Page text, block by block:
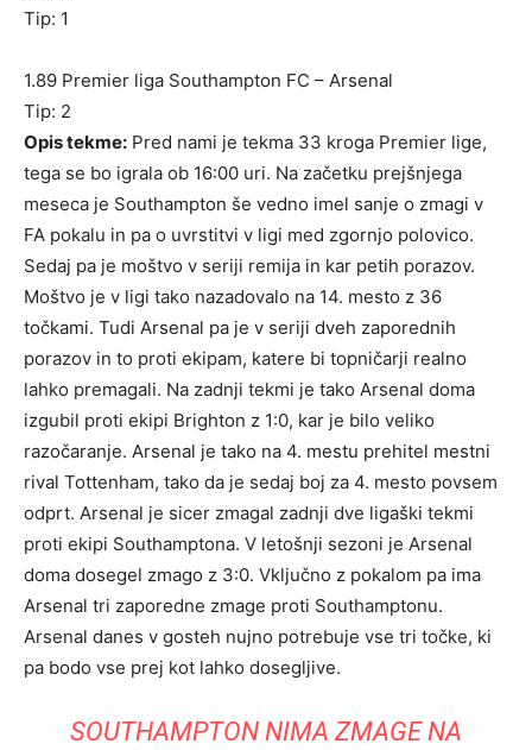
Tip: 1
1.89 Premier liga Southampton FC – Arsenal
Tip: 2
Opis tekme: Pred nami je tekma 33 kroga Premier lige,
tega se bo igrala ob 16:00 uri. Na začetku prejšnjega
meseca je Southampton še vedno imel sanje o zmagi v
FA pokalu in pa o uvrstitvi v ligi med zgornjo polovico.
Sedaj pa je moštvo v seriji remija in kar petih porazov.
Moštvo je v ligi tako nazadovalo na 14. mesto z 36
točkami. Tudi Arsenal pa je v seriji dveh zaporednih
porazov in to proti ekipam, katere bi topničarji realno
lahko premagali. Na zadnji tekmi je tako Arsenal doma
izgubil proti ekipi Brighton z 1:0, kar je bilo veliko
razočaranje. Arsenal je tako na 4. mestu prehitel mestni
rival Tottenham, tako da je sedaj boj za 4. mesto povsem
odprt. Arsenal je sicer zmagal zadnji dve ligaški tekmi
proti ekipi Southamptona. V letošnji sezoni je Arsenal
doma dosegel zmago z 3:0. Vključno z pokalom pa ima
Arsenal tri zaporedne zmage proti Southamptonu.
Arsenal danes v gosteh nujno potrebuje vse tri točke, ki
pa bodo vse prej kot lahko dosegljive.
SOUTHAMPTON NIMA ZMAGE NA